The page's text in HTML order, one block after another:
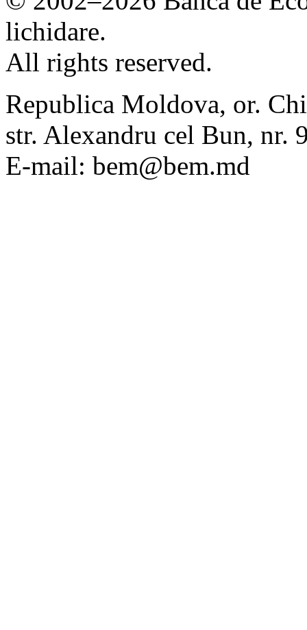
lichidare.
All rights reserved.
Republica Moldova, or.
str. Alexandru cel Bun, nr.
E-mail: bem@bem.md